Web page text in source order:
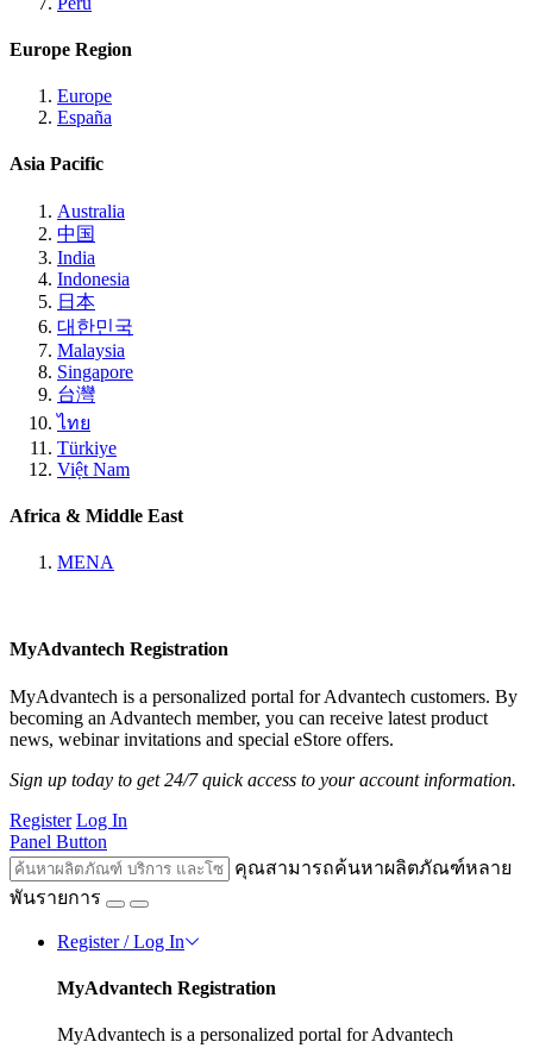
Europe Region
Europe
España
Asia Pacific
Australia
中国
India
Indonesia
日本
대한민국
Malaysia
Singapore
台灣
ไทย
Türkiye
Việt Nam
Africa & Middle East
MENA
MyAdvantech Registration
MyAdvantech is a personalized portal for Advantech customers. By
becoming an Advantech member, you can receive latest product
news, webinar invitations and special eStore offers.
Sign up today to get 24/7 quick access to your account information.
Register Log In
Panel Button
คุณสามารถค้นหาผลิตภัณฑ์หลาย
พันรายการ
Register / Log In
MyAdvantech Registration
MyAdvantech is a personalized portal for Advantech